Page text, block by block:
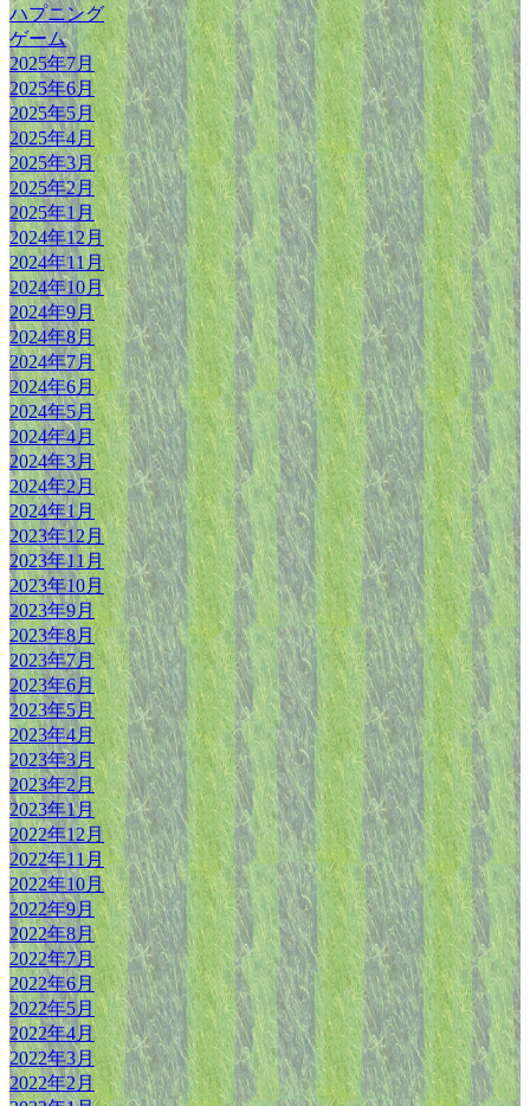
ハプニング
ゲーム
2025年7月
2025年6月
2025年5月
2025年4月
2025年3月
2025年2月
2025年1月
2024年12月
2024年11月
2024年10月
2024年9月
2024年8月
2024年7月
2024年6月
2024年5月
2024年4月
2024年3月
2024年2月
2024年1月
2023年12月
2023年11月
2023年10月
2023年9月
2023年8月
2023年7月
2023年6月
2023年5月
2023年4月
2023年3月
2023年2月
2023年1月
2022年12月
2022年11月
2022年10月
2022年9月
2022年8月
2022年7月
2022年6月
2022年5月
2022年4月
2022年3月
2022年2月